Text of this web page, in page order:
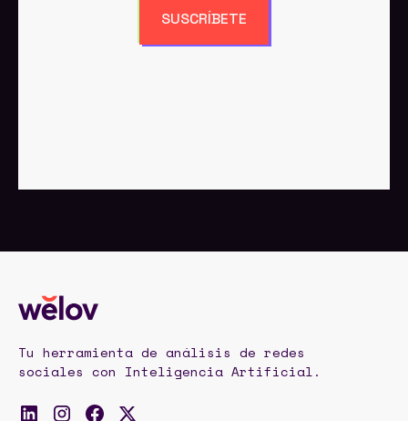
SUSCRÍBETE
Tu herramienta de análisis de redes
sociales con Inteligencia Artificial.